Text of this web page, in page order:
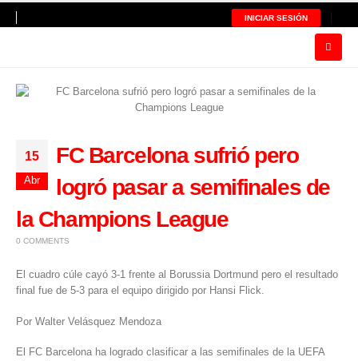
INICIAR SESIÓN
15
Abr
FC Barcelona sufrió pero
logró pasar a semifinales de
la Champions League
0 COMMENTS
El cuadro cúle cayó 3-1 frente al Borussia Dortmund pero el resultado
final fue de 5-3 para el equipo dirigido por Hansi Flick.
Por Walter Velásquez Mendoza
​El FC Barcelona ha logrado clasificar a las semifinales de la UEFA